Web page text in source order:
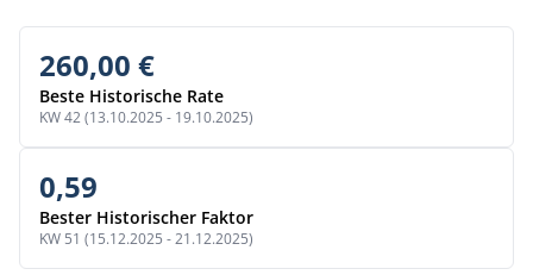
260,00 €
Beste Historische Rate
KW 42 (13.10.2025 - 19.10.2025)
0,59
Bester Historischer Faktor
KW 51 (15.12.2025 - 21.12.2025)